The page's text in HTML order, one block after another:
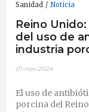
Sanidad Noticia
Reino
del uso de
industria
01-nov-2024
El uso de
porcina del